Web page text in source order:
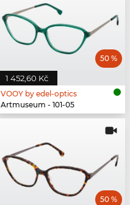
1 452,60 Kč
50 %
VOOY by edel-optics
Artmuseum - 101-05
50 %